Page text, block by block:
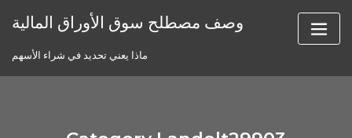
وصف مصطلح سوق الأوراق المالية
ماذا يعني تحديد في شراء الأسهم